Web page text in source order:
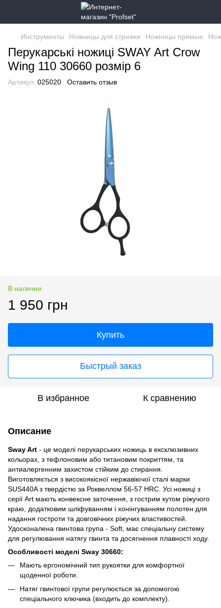
Инструменты Ножницы для стрижки Ножницы прямые
Перукарські ножиці SWAY Art Crow
Wing 110 30660 розмір 6
Артикул: 025020 Оставить отзыв
В наличии
1 950 грн
Купить
Быстрый заказ
В избранное К сравнению
Описание
Sway Art - це моделі перукарських ножиць в ексклюзивних
кольорах, з тефлоновим або титановим покриттям, та
антиалергенним захистом стійким до стирання.
Виготовляється з високоякісної нержавіючої сталі марки
SUS440A з твердістю за Роквеллом 56-57 HRC. Усі ножиці з
серії Art мають конвексне заточення, з гострим кутом ріжучого
краю, додатковим шліфуванням і хонінгуванням полотен для
надання гостроти та довговічних ріжучих властивостей.
Удосконалена гвинтова група - Soft, має спеціальну систему
для регулювання натягу гвинта та досягнення плавності ходу.
Особливості моделі Sway 30660:
Мають ергономічний тип рукоятки для комфортної
щоденної роботи.
Натяг гвинтової групи регулюється за допомогою
спеціального ключика (входить до комплекту).